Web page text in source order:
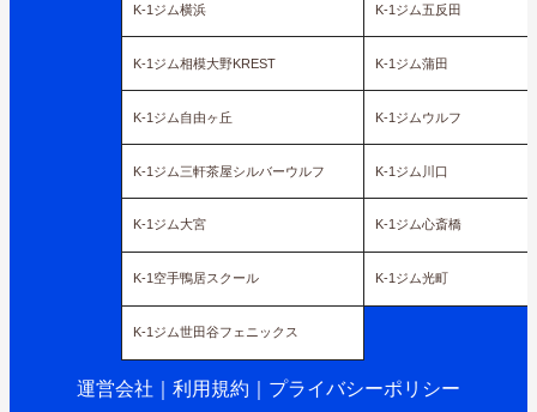
K-1ジム横浜 K-1ジム五反田
K-1ジム相模大野KREST K-1ジム蒲田
K-1ジム自由ヶ丘 K-1ジムウルフ
K-1ジム三軒茶屋シルバーウルフ K-1ジム川口
K-1ジム大宮 K-1ジム心斎橋
K-1空手鴨居スクール K-1ジム光町
K-1ジム世田谷フェニックス
運営会社 利用規約 プライバシーポリシー